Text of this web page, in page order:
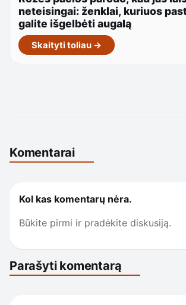
neteisingai: ženklai, kuriuos
galite išgelbėti augalą
Skaityti toliau →
Komentarai
Kol kas komentarų nėra.
Būkite pirmi ir pradėkite diskusiją.
Parašyti komentarą